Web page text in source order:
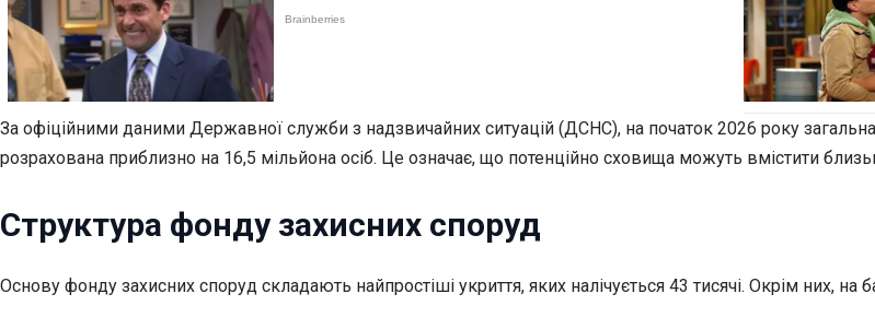
За офіційними даними Державної служби з надзвичайних ситуацій (ДСНС), на початок 2026 року загальна
розрахована приблизно на 16,5 мільйона осіб. Це означає, що потенційно сховища можуть вмістити
Структура фонду захисних споруд
Основу фонду захисних споруд складають найпростіші укриття, яких налічується 43 тисячі. Окрім них, на